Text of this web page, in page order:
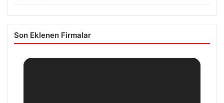
Son Eklenen Firmalar